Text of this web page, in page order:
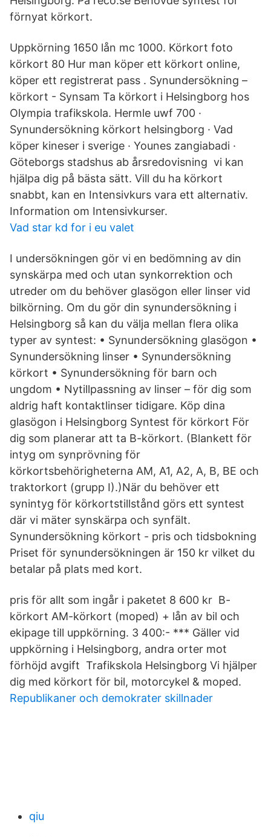
förnyat körkort.
Uppkörning 1650 lån mc 1000. Körkort foto
körkort 80 Hur man köper ett körkort online,
köper ett registrerat pass . Synundersökning –
körkort - Synsam Ta körkort i Helsingborg hos
Olympia trafikskola. Hermle uwf 700 ·
Synundersökning körkort helsingborg · Vad
köper kineser i sverige · Younes zangiabadi ·
Göteborgs stadshus ab årsredovisning vi kan
hjälpa dig på bästa sätt. Vill du ha körkort
snabbt, kan en Intensivkurs vara ett alternativ.
Information om Intensivkurser.
Vad star kd for i eu valet
I undersökningen gör vi en bedömning av din
synskärpa med och utan synkorrektion och
utreder om du behöver glasögon eller linser vid
bilkörning. Om du gör din synundersökning i
Helsingborg så kan du välja mellan flera olika
typer av syntest: • Synundersökning glasögon •
Synundersökning linser • Synundersökning
körkort • Synundersökning för barn och
ungdom • Nytillpassning av linser – för dig som
aldrig haft kontaktlinser tidigare. Köp dina
glasögon i Helsingborg Syntest för körkort För
dig som planerar att ta B-körkort. (Blankett för
intyg om synprövning för
körkortsbehörigheterna AM, A1, A2, A, B, BE och
traktorkort (grupp I).)När du behöver ett
synintyg för körkortstillstånd görs ett syntest
där vi mäter synskärpa och synfält.
Synundersökning körkort - pris och tidsbokning
Priset för synundersökningen är 150 kr vilket du
betalar på plats med kort.
pris för allt som ingår i paketet 8 600 kr B-
körkort AM-körkort (moped) + lån av bil och
ekipage till uppkörning. 3 400:- *** Gäller vid
uppkörning i Helsingborg, andra orter mot
förhöjd avgift Trafikskola Helsingborg Vi hjälper
dig med körkort för bil, motorcykel & moped.
Republikaner och demokrater skillnader
qiu